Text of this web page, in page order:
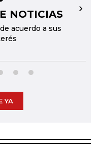
NOTICIAS
acuerdo a sus
→
YA